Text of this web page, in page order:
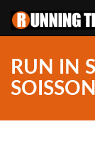
RUN IN